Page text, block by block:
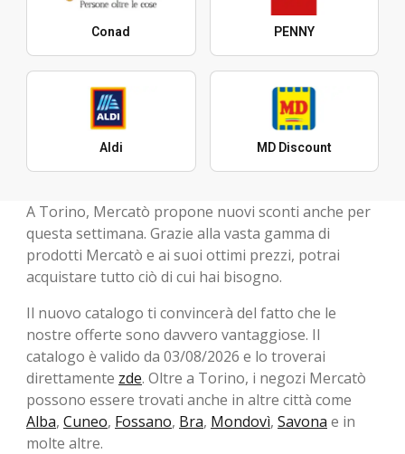
Conad PENNY
Aldi MD Discount
A Torino, Mercatò propone nuovi sconti anche per
questa settimana. Grazie alla vasta gamma di
prodotti Mercatò e ai suoi ottimi prezzi, potrai
acquistare tutto ciò di cui hai bisogno.
Il nuovo catalogo ti convincerà del fatto che le
nostre offerte sono davvero vantaggiose. Il
catalogo è valido da 03/08/2026 e lo troverai
direttamente zde. Oltre a Torino, i negozi Mercatò
possono essere trovati anche in altre città come
Alba, Cuneo, Fossano, Bra, Mondovì, Savona e in
molte altre.